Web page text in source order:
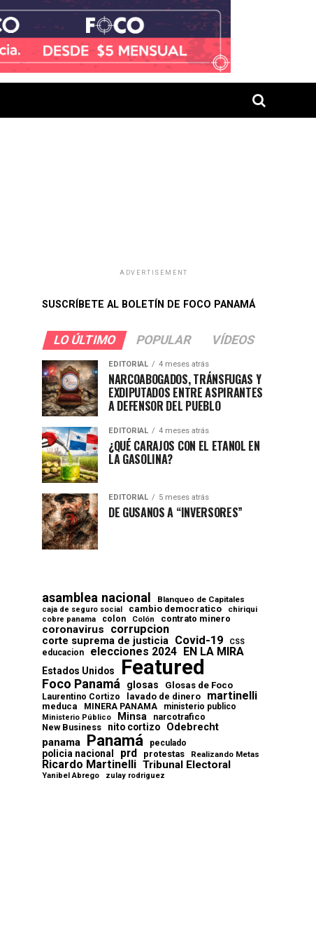
ADVERTISEMENT
SUSCRÍBETE AL BOLETÍN DE FOCO PANAMÁ
LO ÚLTIMO POPULAR VÍDEOS
EDITORIAL 4 meses atrás
NARCOABOGADOS, TRÁNSFUGAS Y
EXDIPUTADOS ENTRE ASPIRANTES
A DEFENSOR DEL PUEBLO
EDITORIAL 4 meses atrás
¿QUÉ CARAJOS CON EL ETANOL EN
LA GASOLINA?
EDITORIAL 5 meses atrás
DE GUSANOS A “INVERSORES”
asamblea nacional Blanqueo de Capitales
caja de seguro social cambio democratico chiriqui
cobre panama colon Colón contrato minero
coronavirus corrupcion
corte suprema de justicia Covid-19 CSS
educacion elecciones 2024 EN LA MIRA
Estados Unidos Featured
Foco Panamá glosas Glosas de Foco
Laurentino Cortizo lavado de dinero martinelli
meduca MINERA PANAMA ministerio publico
Ministerio Público Minsa
narcotrafico
New Business
nito cortizo
Odebrecht
panama Panamá peculado
policia nacional prd protestas Realizando Metas
Ricardo Martinelli Tribunal Electoral
Yanibel Abrego zulay rodriguez